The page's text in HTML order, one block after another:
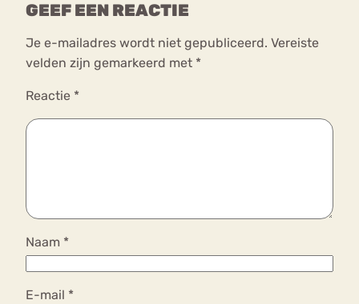
GEEF EEN REACTIE
Je e-mailadres wordt niet gepubliceerd. Vereiste
velden zijn gemarkeerd met *
Reactie *
Naam *
E-mail *